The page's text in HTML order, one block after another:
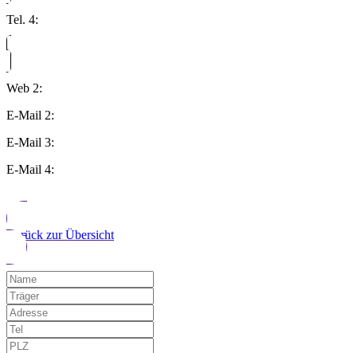
Tel. 4:
Web 2:
E-Mail 2:
E-Mail 3:
E-Mail 4:
Zurück zur Übersicht